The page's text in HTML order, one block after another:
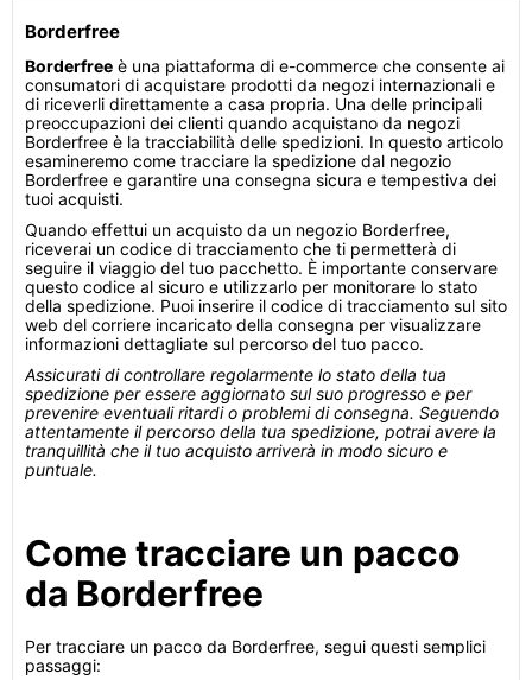
Borderfree
Borderfree è una piattaforma di e-commerce che consente ai
consumatori di acquistare prodotti da negozi internazionali e
di riceverli direttamente a casa propria. Una delle principali
preoccupazioni dei clienti quando acquistano da negozi
Borderfree è la tracciabilità delle spedizioni. In questo articolo
esamineremo come tracciare la spedizione dal negozio
Borderfree e garantire una consegna sicura e tempestiva dei
tuoi acquisti.
Quando effettui un acquisto da un negozio Borderfree,
riceverai un codice di tracciamento che ti permetterà di
seguire il viaggio del tuo pacchetto. È importante conservare
questo codice al sicuro e utilizzarlo per monitorare lo stato
della spedizione. Puoi inserire il codice di tracciamento sul sito
web del corriere incaricato della consegna per visualizzare
informazioni dettagliate sul percorso del tuo pacco.
Assicurati di controllare regolarmente lo stato della tua
spedizione per essere aggiornato sul suo progresso e per
prevenire eventuali ritardi o problemi di consegna. Seguendo
attentamente il percorso della tua spedizione, potrai avere la
tranquillità che il tuo acquisto arriverà in modo sicuro e
puntuale.
Come tracciare un pacco
da Borderfree
Per tracciare un pacco da Borderfree, segui questi semplici
passaggi: